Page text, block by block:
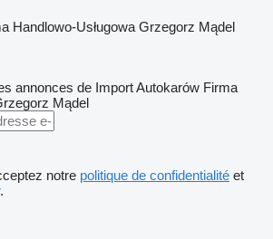
Handlowo-Usługowa Grzegorz Mądel
annonces de Import Autokarów Firma
Mądel
notre politique de confidentialité et
.